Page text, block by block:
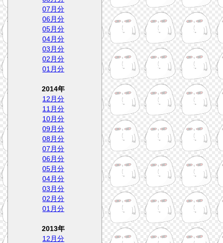
07月分
06月分
05月分
04月分
03月分
02月分
01月分
2014年
12月分
11月分
10月分
09月分
08月分
07月分
06月分
05月分
04月分
03月分
02月分
01月分
2013年
12月分